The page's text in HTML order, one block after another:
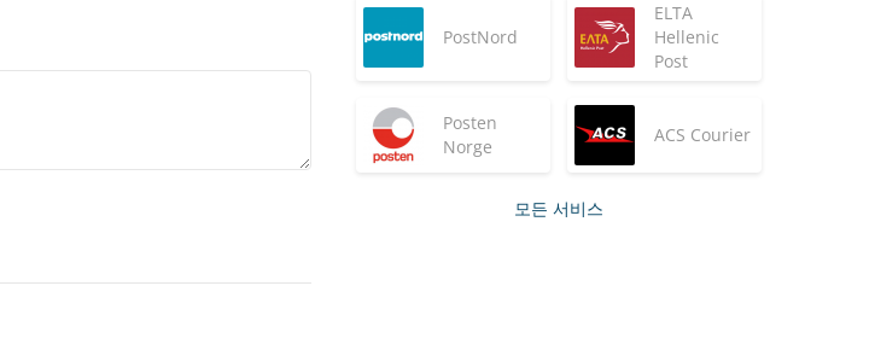
PostNord
ELTA
Hellenic
Post
Posten
Norge
ACS Courier
모든 서비스